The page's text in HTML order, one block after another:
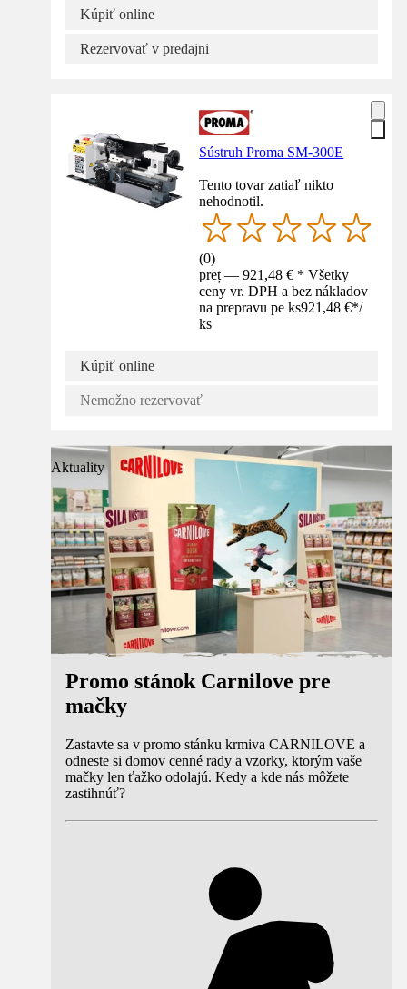
Kúpiť online
Rezervovať v predajni
Sústruh Proma SM-300E
Tento tovar zatiaľ nikto
nehodnotil.
(0)
preț — 921,48 € * Všetky
ceny vr. DPH a bez nákladov
na prepravu pe ks921,48 €*/
ks
Kúpiť online
Nemožno rezervovať
Aktuality
Promo stánok Carnilove pre
mačky
Zastavte sa v promo stánku krmiva CARNILOVE a
odneste si domov cenné rady a vzorky, ktorým vaše
mačky len ťažko odolajú. Kedy a kde nás môžete
zastihnúť?